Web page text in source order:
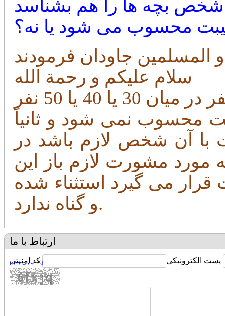
بچه ها را هم بشناسد
محسوب می شود یا نه؟
سلام علیکم و رحمة الله
اگر شما نشانی ندهید و آن بچه یکنفر در میان 30 یا 40 یا 50 نفر
محسوب نمی شود و ثانیاً
با آن شخص لازم باشد در
مشورت لازم باز این
قرار می گیرد استثناء شده
و گناه ندارد.
ارتباط با ما
پست الکترونیکی کد امنیتی[کد امنیتی جدید]